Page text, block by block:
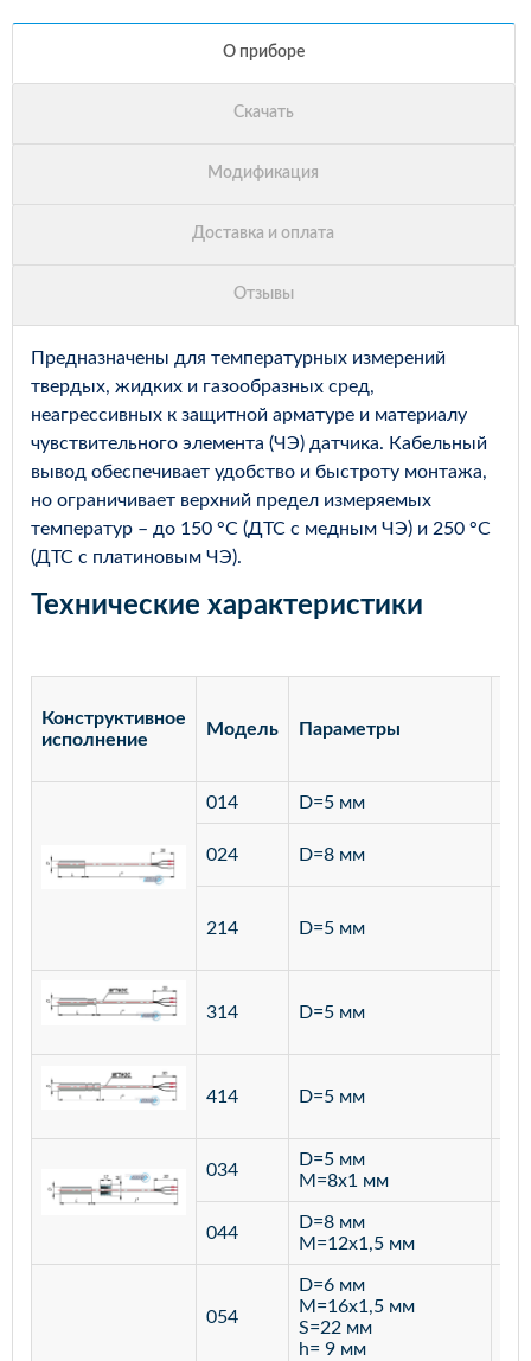
Предназначены для температурных измерений
твердых, жидких и газообразных сред,
неагрессивных к защитной арматуре и материалу
чувствительного элемента (ЧЭ) датчика. Кабельный
вывод обеспечивает удобство и быстроту монтажа,
но ограничивает верхний предел измеряемых
температур – до 150 °С (ДТС с медным ЧЭ) и 250 °С
(ДТС с платиновым ЧЭ).
Технические характеристики
Конструктивное
исполнение
Модель Параметры
014 D=5 мм
024 D=8 мм
214 D=5 мм
314 D=5 мм
414 D=5 мм
034
D=5 мм
M=8х1 мм
044
D=8 мм
M=12х1,5 мм
054
D=6 мм
M=16х1,5 мм
S=22 мм
h= 9 мм